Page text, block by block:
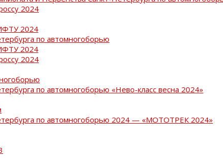
2024
2024
по автомногоборью
2024
2024
по автомногоборью «Нево-класс весна 2024»
по автомногоборью 2024 — «МОТОТРЕК 2024»